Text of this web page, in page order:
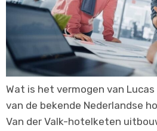
Wat is het vermogen van Lucas
van de bekende Nederlandse
Van der Valk-hotelketen